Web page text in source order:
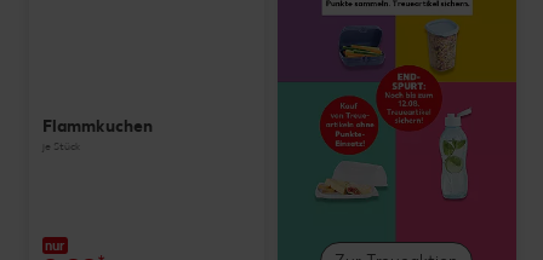
Flammkuchen
je Stück
nur